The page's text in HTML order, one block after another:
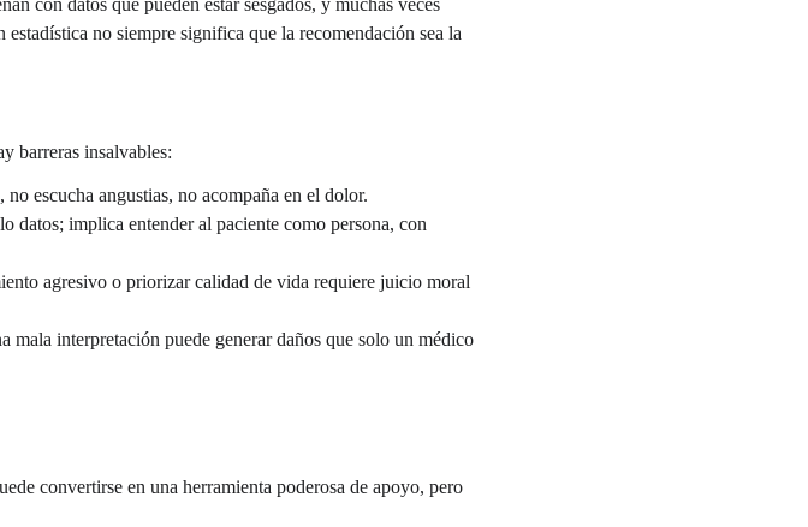
no siempre significa que la recomendación sea la
barreras insalvables:
escucha angustias, no acompaña en el dolor.
datos; implica entender al paciente como persona, con
agresivo o priorizar calidad de vida requiere juicio moral
mala interpretación puede generar daños que solo un médico
convertirse en una herramienta poderosa de apoyo, pero